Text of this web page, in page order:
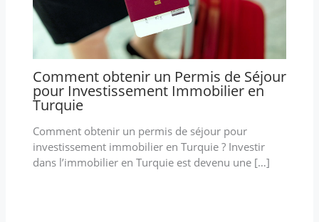
Comment obtenir un Permis de Séjour
pour Investissement Immobilier en
Turquie
Comment obtenir un permis de séjour pour
investissement immobilier en Turquie ? Investir
dans l’immobilier en Turquie est devenu une […]